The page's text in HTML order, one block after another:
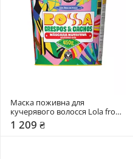
Маска поживна для
кучерявого волосся Lola from
Rio Bossa
1 209 ₴